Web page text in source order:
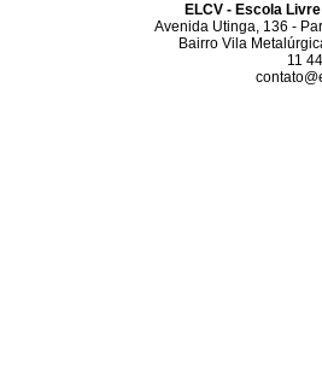
ELCV - Escola
Avenida Utinga, 136 -
Bairro Vila
11